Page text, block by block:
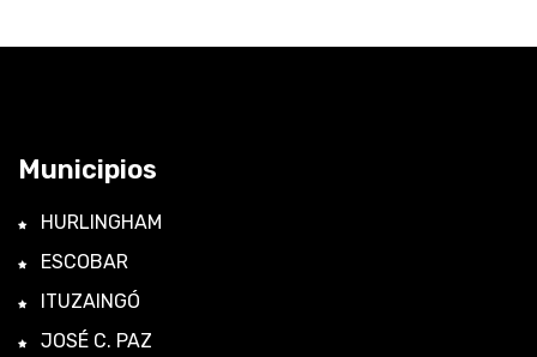
Municipios
HURLINGHAM
ESCOBAR
ITUZAINGÓ
JOSÉ C. PAZ